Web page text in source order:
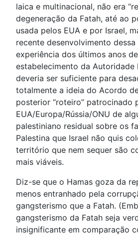
laica e multinacional, não era
degeneração da Fatah, até ao
usada pelos EUA e por Israel,
recente desenvolvimento
experiência dos últimos anos
estabelecimento da Autoridade
deveria ser suficiente para
totalmente a ideia do Acordo
posterior “roteiro” patrocinado
EUA/Europa/Rússia/ONU de
palestiniano residual sobre os
Palestina que Israel não quis
território que nem sequer são
mais viáveis.
Diz-se que o Hamas goza da
menos entranhado pela
gangsterismo que a Fatah.
gangsterismo da Fatah seja
insignificante em comparação